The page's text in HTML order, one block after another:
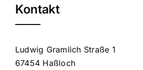
Kontakt
Ludwig Gramlich Straße 1
67454 Haßloch